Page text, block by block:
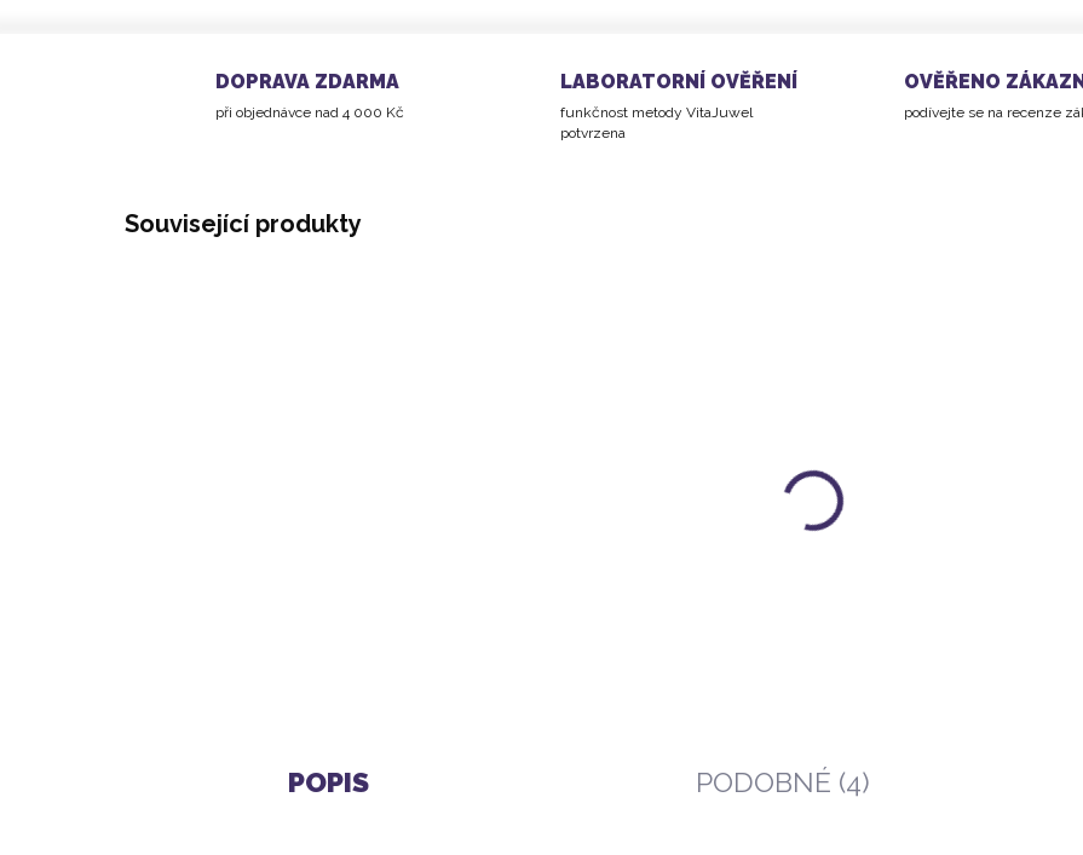
DOPRAVA ZDARMA
při objednávce nad 4 000 Kč
LABORATORNÍ OVĚŘENÍ
funkčnost metody VitaJuwel
potvrzena
OVĚŘENO
podívejte se na recenze
Související produkty
POPIS PODOBNÉ (4)